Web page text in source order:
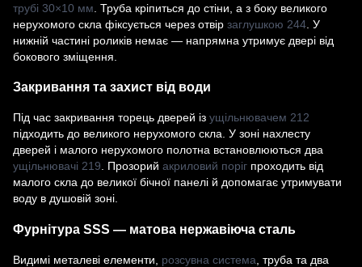
трубі 30×10 мм . Труба кріпиться до стіни, а з боку великого
нерухомого скла фіксується через отвір заглушкою 244 . У
нижній частині роликів немає — напрямна утримує двері від
бокового зміщення.
Закривання та захист від води
Під час закривання торець дверей із ущільнювачем 212
підходить до великого нерухомого скла. У зоні нахлесту
дверей і малого нерухомого полотна встановлюються два
ущільнювачі 219. Прозорий акриловий поріг проходить від
малого скла до великої бічної панелі й допомагає утримувати
воду в душовій зоні.
Фурнітура SSS — матова нержавіюча сталь
Видимі металеві елементи, розсувна система , труба та два